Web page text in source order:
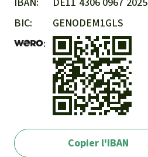
BIC
GENODEM1GLS
Copier l'IBAN